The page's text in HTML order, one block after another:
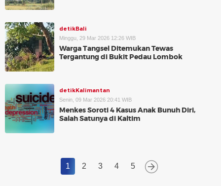
detikBali
Minggu, 29 Mar 2026 12:26 WIB
Warga Tangsel Ditemukan Tewas
Tergantung di Bukit Pedau Lombok
detikKalimantan
Senin, 09 Mar 2026 20:41 WIB
Menkes Soroti 4 Kasus Anak Bunuh Diri,
Salah Satunya di Kaltim
1 2 3 4 5